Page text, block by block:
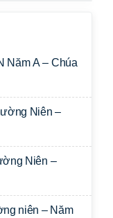
Năm A – Chúa
Niên –
Niên –
niên – Năm